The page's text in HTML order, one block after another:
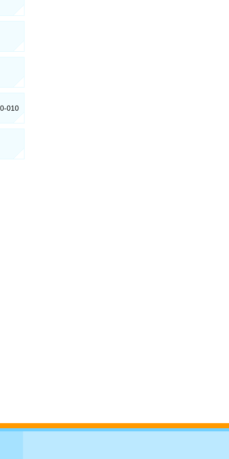
010